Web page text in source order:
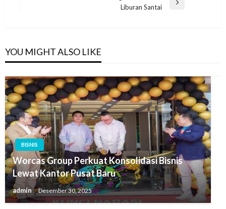
Liburan Santai
YOU MIGHT ALSO LIKE
BISNIS
Worcas Group Perkuat Konsolidasi Bisnis
Lewat Kantor Pusat Baru
admin Desember 30, 2025